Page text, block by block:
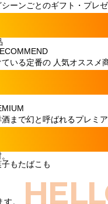
ーンごとのギフト・プレ
いる定番の 人気オススメ
まで幻と呼ばれるプレミ
もたばこも
す。